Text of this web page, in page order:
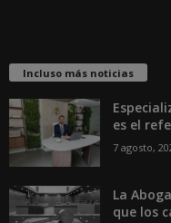
Incluso más noticias
es el
7 agosto,
La
que los